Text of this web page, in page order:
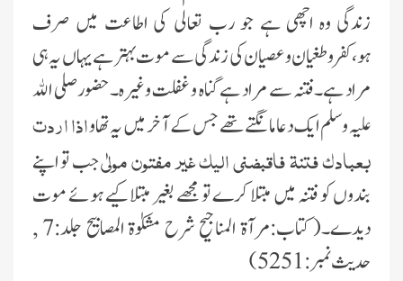
زندگی وہ اچھی ہے جو رب تعالٰی کی اطاعت میں صرف
ہو،کفروطغیان و عصیان کی زندگی سے موت بہتر ہے یہاں یہ ہی
مراد ہے۔فتنہ سے مراد ہے گناہ و غفلت وغیرہ۔حضورصلی الله
علیہ وسلم ایک دعا مانگتے تھے جس کے آخر میں یہ تھاواذا اردت
بعبادك فتنۃ فاقبضنی الیك غیر مفتون مولٰیجب تو اپنے
بندوں کو فتنہ میں مبتلا کرے تو مجھے بغیر مبتلا کیے ہوئے موت
دیدے۔( کتاب:مرآۃ المناجیح شرح مشکوٰۃ المصابیح جلد:7 ,
حدیث نمبر:5251 )